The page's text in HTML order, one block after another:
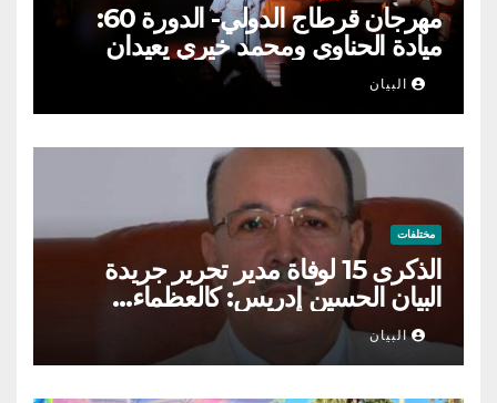
مهرجان قرطاج الدولي- الدورة 60:
ميادة الحناوي ومحمد خيري يعيدان
الطرب السوري إلى ركح قرطاج
البيان
مختلفات
الذكرى 15 لوفاة مدير تحرير جريدة
البيان الحسين إدريس: كالعظماء…
عاش شامخا ورحل واقفا
البيان